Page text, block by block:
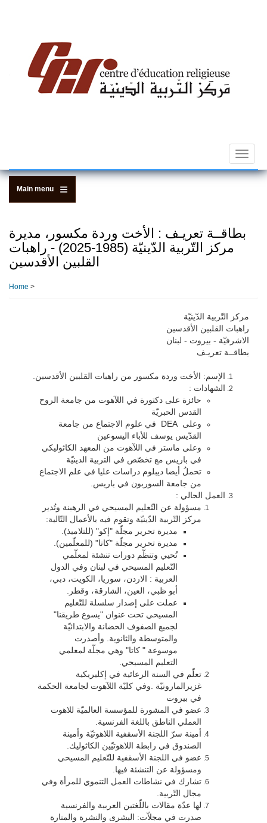
Toggle
Main menu
بطاقــة تعريـف : الأخت وردة مكسور، مديرة
مركز التّربية الدّينيّة (1985-2025) - راهبات
القلبين الأقدسين
Home >
مركز التّربية الدّينيّة
راهبات القلبين الأقدسين
الاشرفيّة - بيروت - لبنان
بطاقــة تعريـف
الإسم: الأخت وردة مكسور من راهبات القلبين الأقدسين.
الشهادات :
حائزة على دكتورة في اللآهوت من جامعة الروح
القدس الحبريّة
وعلى DEA في علوم الاجتماع من جامعة
القدّيس يوسف للأباء اليسوعين
وعلى ماستر في اللآهوت من المعهد الكاثوليكي
في باريس مع تخصّص في التربية الدينيّة
تحملُ أيضا ديبلوم دراسات عليا في علم الاجتماع
من جامعة السوربون في باريس.
العمل الحالي :
مسؤولة عن التّعليم المسيحي في الرهبنة وتُدير
مركز التّربية الدّينيّة وتقوم فيه بالأعمال التّالية:
مديرة تحرير مجلّة "إكو" (للتلاميذ).
مديرة تحرير مجلّة "كاتا" (للمعلّمين).
تُحيي وتنظّم دورات تنشئة لمعلّمي
التّعليم المسيحي في لبنان وفي الدول
العربية : الاردن، سوريا، الكويت، دبي،
أبو ظبي، العين، الشارقة، وقطر.
عملت على إصدار سلسلة للتّعليم
المسيحي تحت عنوان "يسوع طريقنا"
لجميع الصفوف الحضانة والابتدائيّة
والمتوسطة والثانوية. وأصدرت
موسوعة " كاتا" وهي مجلّة لمعلمي
التعليم المسيحي.
تعلّم في السنة الرعائية في إكليريكية
غزيرالمارونيّة .وفي كليّة اللآهوت لجامعة الحكمة
في بيروت
عضو في المشورة للمؤسسة العالميّة للاهوت
العملي الناطق باللغة الفرنسية.
أمينة سرّ اللجنة الأسقفية اللاهوتيّة وأمينة
الصندوق في رابطة اللاهوتيّين الكاثوليك.
عضو في اللجنة الأسقفية للتّعليم المسيحي
ومسؤولة عن التنشئة فيها.
تشارك في نشاطات العمل التنموي للمرأة وفي
مجال التّربية.
لها عدّة مقالات باللّغتين العربية والفرنسية
صدرت في مجلاّت: البشرى والنشرة والمنارة